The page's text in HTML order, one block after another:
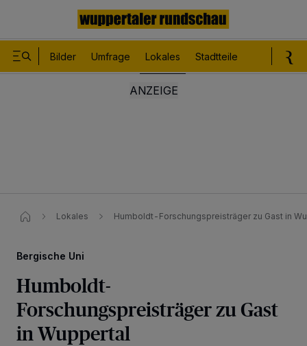
Bilder Umfrage Lokales Stadtteile
Lokales Humboldt-Forschungspreisträger zu Gast in
Bergische Uni
Humboldt-
Forschungspreisträger zu Gast
in Wuppertal